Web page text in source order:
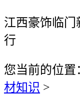
江西豪饰临
行
您当前的位置
材知识 >